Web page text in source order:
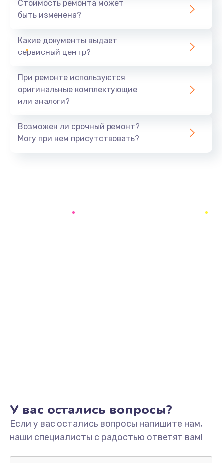
Замена USB порта
Замена материнской платы
Заказать
Ремонт динамика
400 руб.
Заказать
Стоимость ремонта может
быть изменена?
Какие документы выдает
сервисный центр?
При ремонте используются
оригинальные комплектующие
или аналоги?
Возможен ли срочный ремонт?
Могу при нем присутствовать?
У вас остались вопросы?
Если у вас остались вопросы напишите нам,
наши специалисты с радостью ответят вам!